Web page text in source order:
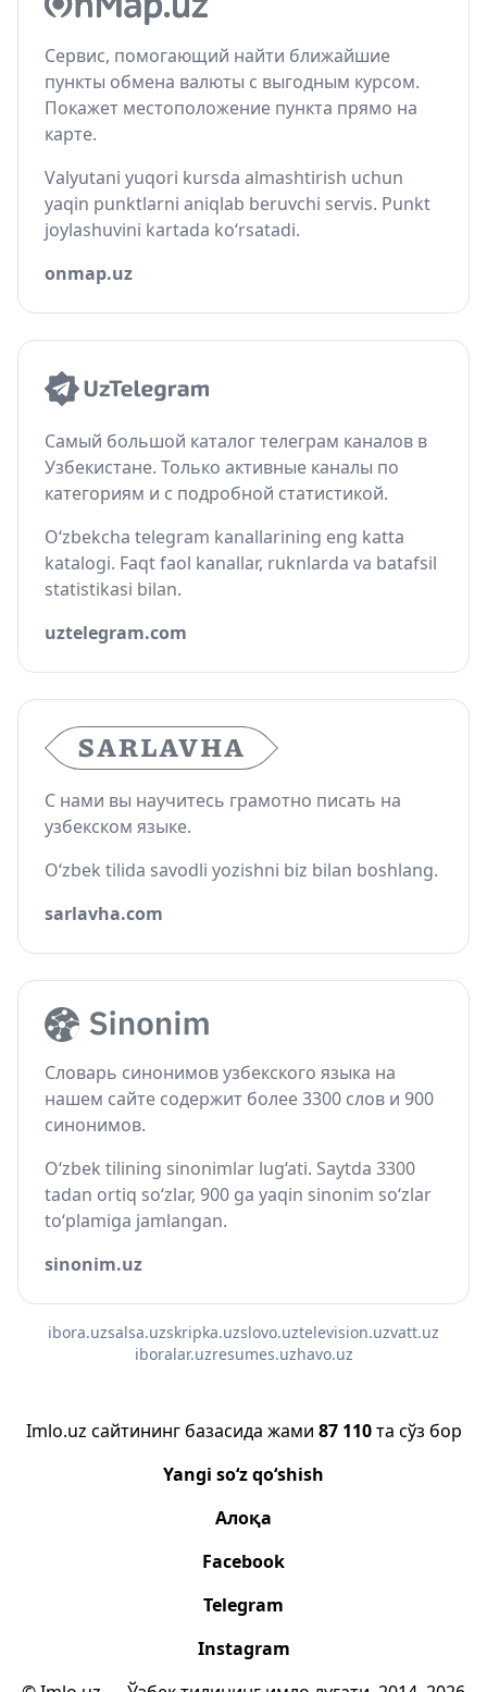
Сервис, помогающий найти ближайшие
пункты обмена валюты с выгодным курсом.
Покажет местоположение пункта прямо на
карте.
Valyutani yuqori kursda almashtirish uchun
yaqin punktlarni aniqlab beruvchi servis. Punkt
joylashuvini kartada ko‘rsatadi.
onmap.uz
Самый большой каталог телеграм каналов в
Узбекистане. Только активные каналы по
категориям и с подробной статистикой.
O‘zbekcha telegram kanallarining eng katta
katalogi. Faqt faol kanallar, ruknlarda va batafsil
statistikasi bilan.
uztelegram.com
С нами вы научитесь грамотно писать на
узбекском языке.
O‘zbek tilida savodli yozishni biz bilan boshlang.
sarlavha.com
Словарь синонимов узбекского языка на
нашем сайте содержит более 3300 слов и 900
синонимов.
O‘zbek tilining sinonimlar lug‘ati. Saytda 3300
tadan ortiq so‘zlar, 900 ga yaqin sinonim so‘zlar
to‘plamiga jamlangan.
sinonim.uz
ibora.uzsalsa.uzskripka.uzslovo.uztelevision.uzvatt.uz
iboralar.uzresumes.uzhavo.uz
Imlo.uz сайтининг базасида жами 87 110та сўз бор
Yangi so‘z qo‘shish
Алоқа
Facebook
Telegram
Instagram